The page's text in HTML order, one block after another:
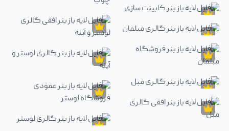
بنر دکوراسیون و لوازم منزل
فایل لایه باز بنر استوری اینستاگرام کابینت سازی
بنر دکوراسیون و لوازم منزل
فایل لایه باز بنر کابینت سازی
بنر دکوراسیون و لوازم منزل
فایل لایه باز بنر گالری مبلمان
بنر دکوراسیون و لوازم منزل
فایل لایه باز بنر فروشگاه مبلمان
بنر دکوراسیون و لوازم منزل
فایل لایه باز بنر گالری مبل
بنر دکوراسیون و لوازم منزل
فایل لایه باز بنر استوری
بنر دکوراسیون و لوازم منزل
بنر دکوراسیون و لوازم منزل
فایل لایه باز بنر گالری لوستر و آینه
بنر دکوراسیون و لوازم منزل